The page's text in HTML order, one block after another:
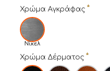
Χρώμα Αγκράφας
Νίκελ
Χρώμα Δέρματος